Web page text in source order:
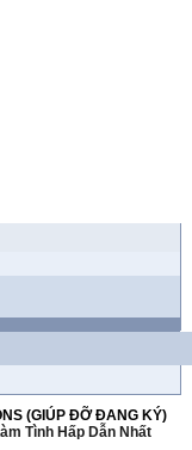
(GIÚP ĐỠ ĐANG KÝ)
Tình Hấp Dẫn Nhất